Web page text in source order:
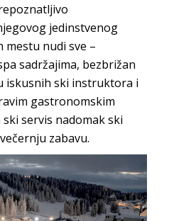
jedinstvenog
mestu nudi sve –
sadržajima, bezbrižan
iskusnih ski instruktora i
gastronomskim
servis nadomak ski
zabavu.